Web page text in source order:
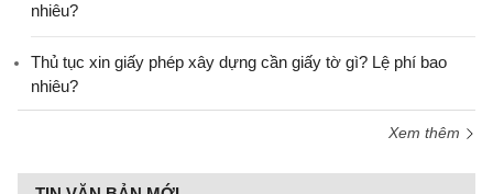
nhiêu?
Thủ tục xin giấy phép xây dựng cần giấy tờ gì? Lệ phí bao
nhiêu?
Xem thêm